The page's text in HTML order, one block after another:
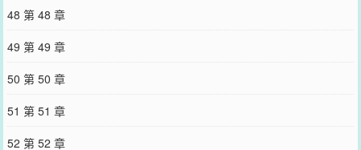
48 第 48 章
49 第 49 章
50 第 50 章
51 第 51 章
52 第 52 章